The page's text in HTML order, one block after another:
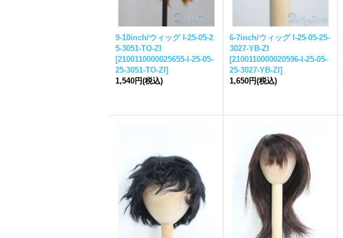
9-10inch/ウィッグ I-25-05-2
5-3051-TO-ZI
[2100110000025655-I-25-05-
25-3051-TO-ZI ]
1,540円(税込)
6-7inch/ウィッグ I-25-05-25-
3027-YB-ZI
[2100110000020596-I-25-05-
25-3027-YB-ZI ]
1,650円(税込)